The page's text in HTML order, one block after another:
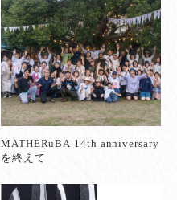
MATHERuBA 14th anniversary
を終えて